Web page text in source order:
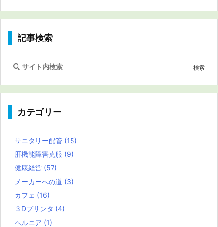
記事検索
カテゴリー
サニタリー配管 (15)
肝機能障害克服 (9)
健康経営 (57)
メーカーへの道 (3)
カフェ (16)
３Dプリンタ (4)
ヘルニア (1)